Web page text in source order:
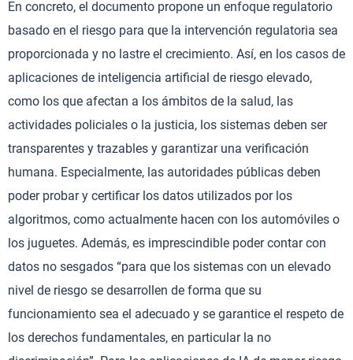
En concreto, el documento propone un enfoque regulatorio
basado en el riesgo para que la intervención regulatoria sea
proporcionada y no lastre el crecimiento. Así, en los casos de
aplicaciones de inteligencia artificial de riesgo elevado,
como los que afectan a los ámbitos de la salud, las
actividades policiales o la justicia, los sistemas deben ser
transparentes y trazables y garantizar una verificación
humana. Especialmente, las autoridades públicas deben
poder probar y certificar los datos utilizados por los
algoritmos, como actualmente hacen con los automóviles o
los juguetes. Además, es imprescindible poder contar con
datos no sesgados “para que los sistemas con un elevado
nivel de riesgo se desarrollen de forma que su
funcionamiento sea el adecuado y se garantice el respeto de
los derechos fundamentales, en particular la no